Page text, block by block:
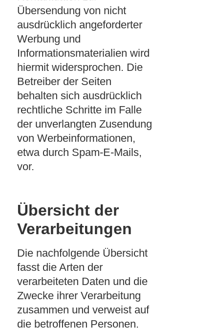
Übersendung von nicht
ausdrücklich angeforderter
Werbung und
Informationsmaterialien wird
hiermit widersprochen. Die
Betreiber der Seiten
behalten sich ausdrücklich
rechtliche Schritte im Falle
der unverlangten Zusendung
von Werbeinformationen,
etwa durch Spam-E-Mails,
vor.
Übersicht der
Verarbeitungen
Die nachfolgende Übersicht
fasst die Arten der
verarbeiteten Daten und die
Zwecke ihrer Verarbeitung
zusammen und verweist auf
die betroffenen Personen.